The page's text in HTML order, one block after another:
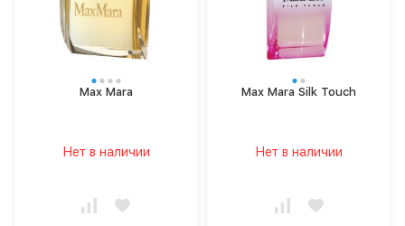
Max Mara
Нет в наличии
Max Mara Silk Touch
Нет в наличии